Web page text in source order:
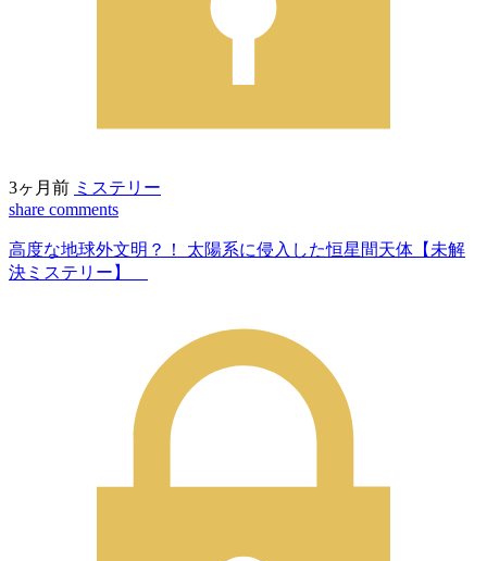
3ヶ月前 ミステリー
share comments
高度な地球外文明？！ 太陽系に侵入した恒星間天体【未解
決ミステリー】